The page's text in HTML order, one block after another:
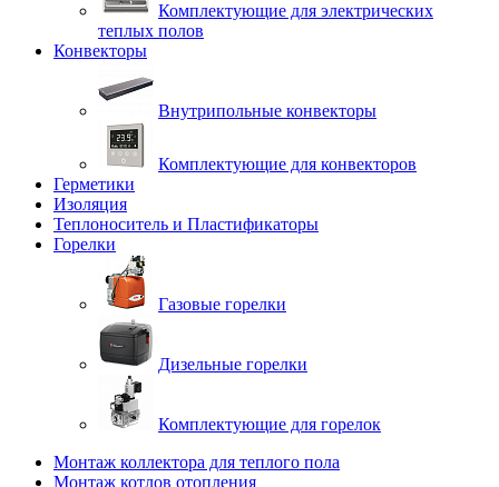
Комплектующие для электрических
теплых полов
Конвекторы
Внутрипольные конвекторы
Комплектующие для конвекторов
Герметики
Изоляция
Теплоноситель и Пластификаторы
Горелки
Газовые горелки
Дизельные горелки
Комплектующие для горелок
Монтаж коллектора для теплого пола
Монтаж котлов отопления